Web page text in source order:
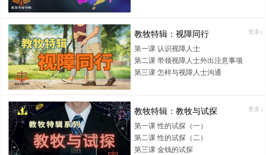
教牧特辑：视障同行 更多>
第一课 认识视障人士
第二课 带领视障人士外出注意事项
第三课 怎样与视障人士沟通
教牧特辑：教牧与试探 更多>
第一课 性的试探（一）
第二课 性的试探（二）
第三课 金钱的试探